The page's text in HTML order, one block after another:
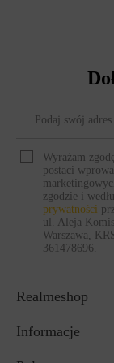
Realmeshop
Informacje
Wyrażam
postaci
zgodzie i
prywatności
ul. Aleja
Warszawa,
361478696.